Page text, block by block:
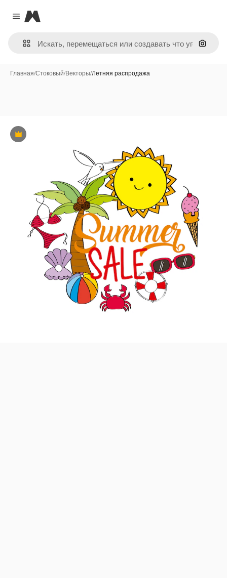
Close menu
Magnific
Поиск
Главная/Стоковый/Векторы/Летняя распродажа
Премиум